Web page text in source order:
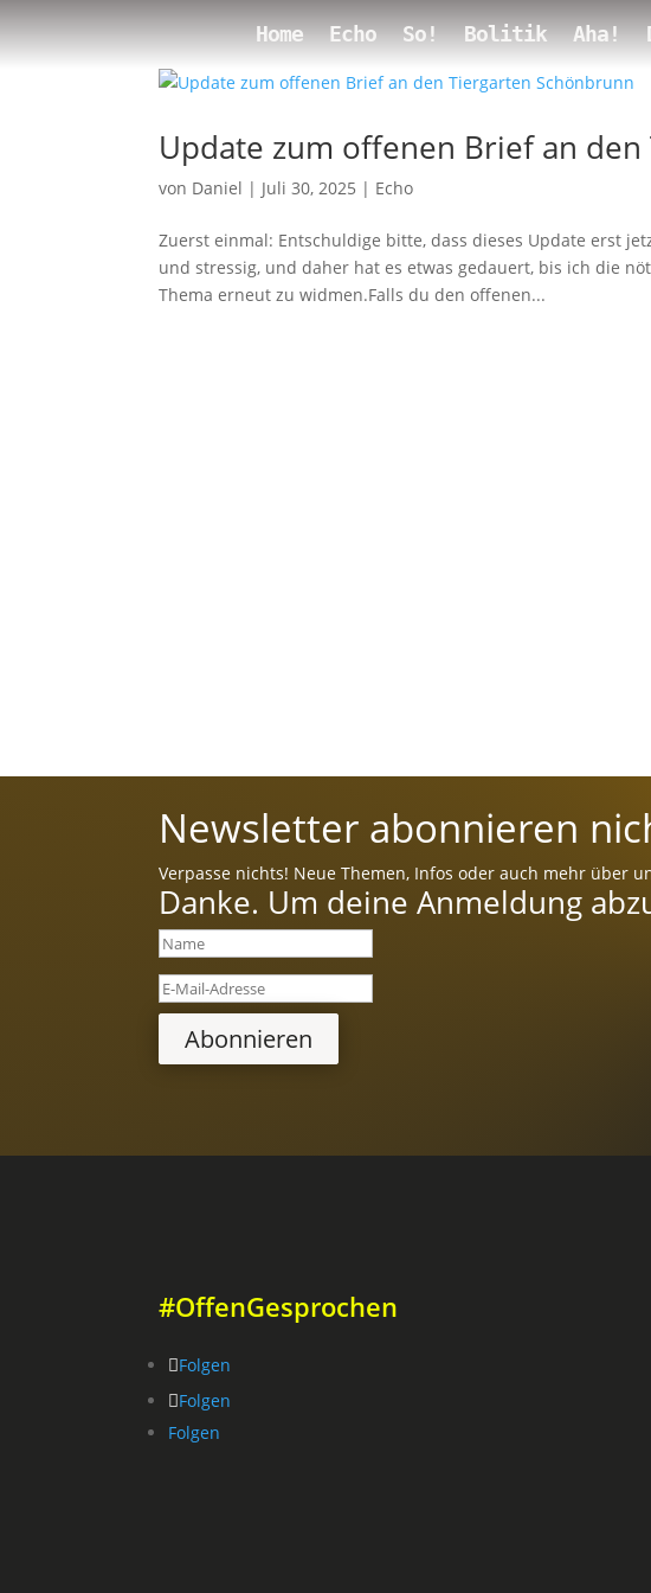
Home Echo So! Bolitik Aha!
Update zum offenen Brief an
von Daniel | Juli 30, 2025 | Echo
Zuerst einmal: Entschuldige bitte, dass dieses Update erst
und stressig, und daher hat es etwas gedauert, bis ich die
Thema erneut zu widmen.Falls du den offenen...
Newsletter abonnieren
Verpasse nichts! Neue Themen, Infos oder auch mehr über
Danke. Um deine Anmeldung
Abonnieren
#OffenGesprochen
Folgen
Folgen
Folgen